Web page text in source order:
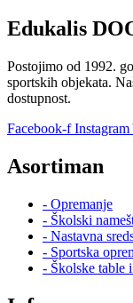
Edukalis
Postojimo od 1992.
sportskih objekata.
dostupnost.
Facebook-f Instagram
Asortiman
- Opremanje
- Školski
- Nastavna
- Sportska
- Školske table